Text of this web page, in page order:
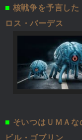
■ 核戦争を予言し
ロス・バーデス
■ そいつはＵＭＡ
ビル・ゴブリン